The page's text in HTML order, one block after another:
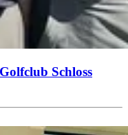
Schloss